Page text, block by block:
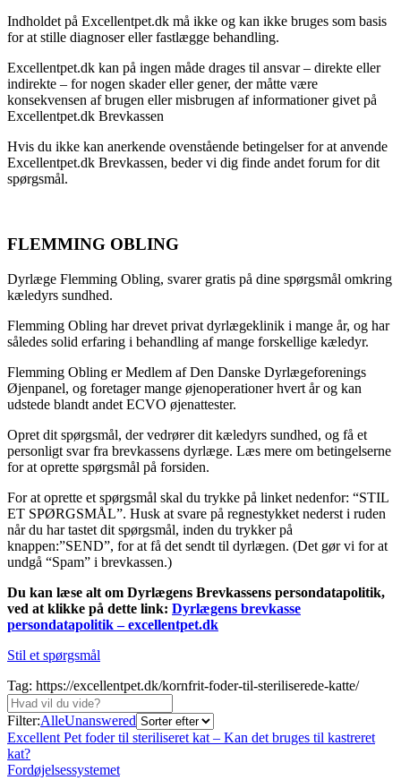
Indholdet på Excellentpet.dk må ikke og kan ikke bruges som basis
for at stille diagnoser eller fastlægge behandling.
Excellentpet.dk kan på ingen måde drages til ansvar – direkte eller
indirekte – for nogen skader eller gener, der måtte være
konsekvensen af brugen eller misbrugen af informationer givet på
Excellentpet.dk Brevkassen
Hvis du ikke kan anerkende ovenstående betingelser for at anvende
Excellentpet.dk Brevkassen, beder vi dig finde andet forum for dit
spørgsmål.
FLEMMING OBLING
Dyrlæge Flemming Obling, svarer gratis på dine spørgsmål omkring
kæledyrs sundhed.
Flemming Obling har drevet privat dyrlægeklinik i mange år, og har
således solid erfaring i behandling af mange forskellige kæledyr.
Flemming Obling er Medlem af Den Danske Dyrlægeforenings
Øjenpanel, og foretager mange øjenoperationer hvert år og kan
udstede blandt andet ECVO øjenattester.
Opret dit spørgsmål, der vedrører dit kæledyrs sundhed, og få et
personligt svar fra brevkassens dyrlæge. Læs mere om betingelserne
for at oprette spørgsmål på forsiden.
For at oprette et spørgsmål skal du trykke på linket nedenfor: “STIL
ET SPØRGSMÅL”. Husk at svare på regnestykket nederst i ruden
når du har tastet dit spørgsmål, inden du trykker på
knappen:”SEND”, for at få det sendt til dyrlægen. (Det gør vi for at
undgå “Spam” i brevkassen.)
Du kan læse alt om Dyrlægens Brevkassens persondatapolitik,
ved at klikke på dette link: Dyrlægens brevkasse
persondatapolitik – excellentpet.dk
Stil et spørgsmål
Tag: https://excellentpet.dk/kornfrit-foder-til-steriliserede-katte/
Filter:AlleUnanswered
Excellent Pet foder til steriliseret kat – Kan det bruges til kastreret
kat?
Fordøjelsessystemet